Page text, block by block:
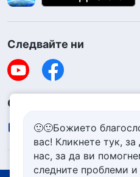
Следвайте ни
Свържете се с нас
🙂🙂Божието
вас! Кликнете тук,
нас, за да ви
следните проблеми и